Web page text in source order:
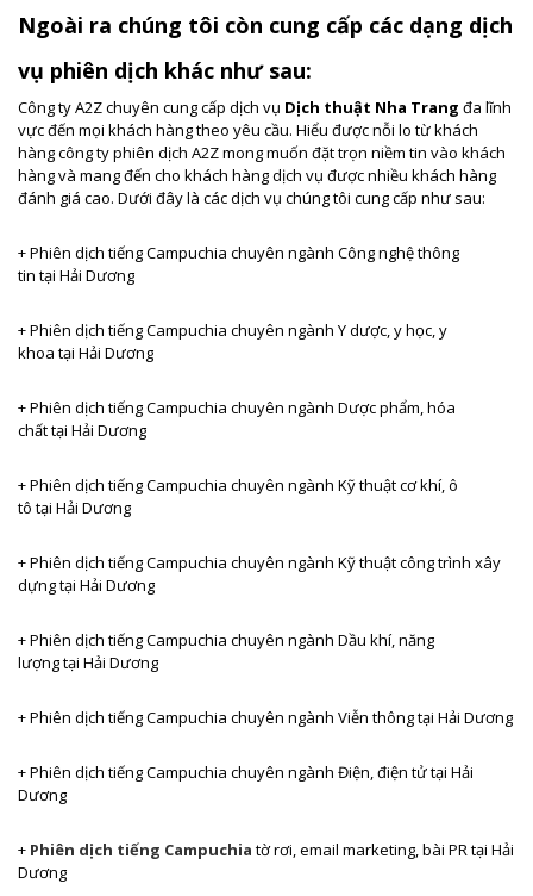
Ngoài ra chúng tôi còn cung cấp các dạng dịch
vụ phiên dịch khác như sau:
Công ty A2Z chuyên cung cấp dịch vụ Dịch thuật Nha Trang đa lĩnh
vực đến mọi khách hàng theo yêu cầu. Hiểu được nỗi lo từ khách
hàng công ty phiên dịch A2Z mong muốn đặt trọn niềm tin vào khách
hàng và mang đến cho khách hàng dịch vụ được nhiều khách hàng
đánh giá cao. Dưới đây là các dịch vụ chúng tôi cung cấp như sau:
+ Phiên dịch tiếng Campuchia chuyên ngành Công nghệ thông
tin tại Hải Dương
+ Phiên dịch tiếng Campuchia chuyên ngành Y dược, y học, y
khoa tại Hải Dương
+ Phiên dịch tiếng Campuchia chuyên ngành Dược phẩm, hóa
chất tại Hải Dương
+ Phiên dịch tiếng Campuchia chuyên ngành Kỹ thuật cơ khí, ô
tô tại Hải Dương
+ Phiên dịch tiếng Campuchia chuyên ngành Kỹ thuật công trình xây
dựng tại Hải Dương
+ Phiên dịch tiếng Campuchia chuyên ngành Dầu khí, năng
lượng tại Hải Dương
+ Phiên dịch tiếng Campuchia chuyên ngành Viễn thông tại Hải Dương
+ Phiên dịch tiếngCampuchia chuyên ngành Điện, điện tử tại Hải
Dương
+ Phiên dịch tiếng Campuchia tờ rơi, email marketing, bài PRtại Hải
Dương